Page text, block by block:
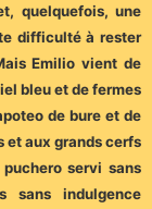
quelquefois, une
difficulté à rester
Emilio vient de
bleu et de fermes
de bure et de
et aux grands cerfs
servi sans
sans indulgence